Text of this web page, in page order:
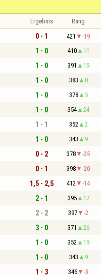
Ergebnis Rang
0 - 1 421 -19
1 - 0 410 11
1 - 0 391 19
1 - 0 383 8
1 - 0 378 5
1 - 0 354 24
1 - 1 352 2
1 - 0 343 9
0 - 2 378 -35
0 - 1 398 -20
1,5 - 2,5 412 -14
2 - 1 395 17
2 - 2 397 -2
3 - 0 371 26
1 - 0 352 19
1 - 0 343 9
1 - 3 346 -3